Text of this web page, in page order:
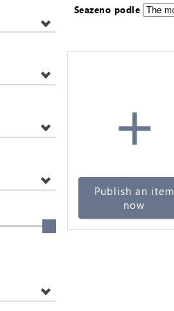
Seazeno podle
+
Publish an item
now